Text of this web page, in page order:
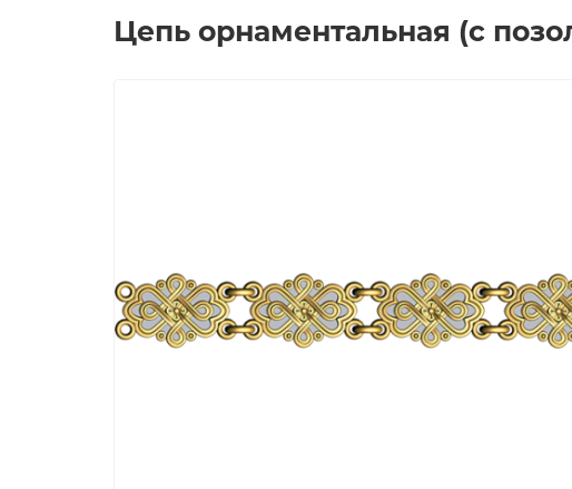
Цепь орнаментальная (с